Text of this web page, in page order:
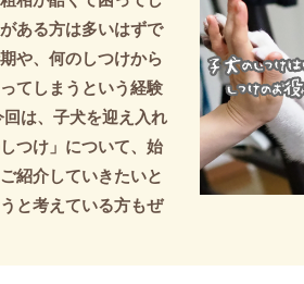
ある方は多いはずで
や、何のしつけから
てしまうという経験
は、子犬を迎え入れ
つけ」について、始
紹介していきたいと
と考えている方もぜ